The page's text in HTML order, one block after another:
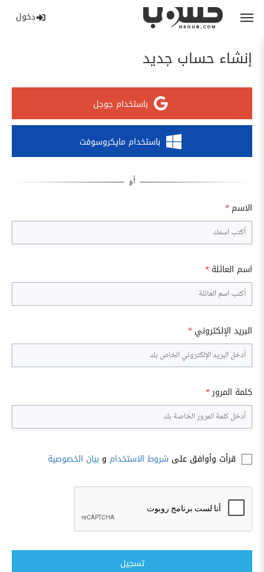
دخول
إنشاء حساب جديد
باستخدام جوجل
باستخدام مايكروسوفت
الاسم *
اسم العائلة *
البريد الإلكتروني *
كلمة المرور*
قرأت وأوافق على شروط الاستخدام و بيان الخصوصية
تسجيل